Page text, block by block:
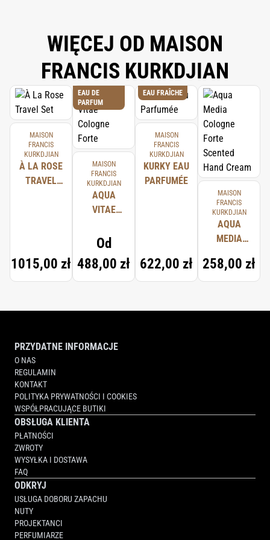
WIĘCEJ OD MAISON
FRANCIS KURKDJIAN
MAISON
FRANCIS
KURKDJIAN
À LA ROSE
TRAVEL
1015,00 zł
EAU DE
PARFUM
MAISON
FRANCIS
KURKDJIAN
AQUA
VITAE
FORTE
Od
488,00 zł
EAU FRAÎCHE
MAISON
FRANCIS
KURKDJIAN
KURKY EAU
PARFUMÉE
622,00 zł
MAISON
FRANCIS
KURKDJIAN
AQUA
MEDIA
FORTE
SCENTED
CREAM
258,00 zł
PRZYDATNE INFORMACJE
O NAS
REGULAMIN
KONTAKT
POLITYKA PRYWATNOŚCI I COOKIES
WSPÓŁPRACUJĄCE BUTIKI
OBSŁUGA KLIENTA
PŁATNOŚCI
ZWROTY
WYSYŁKA I DOSTAWA
FAQ
ODKRYJ
USŁUGA DOBORU ZAPACHU
NUTY
PROJEKTANCI
PERFUMIARZE